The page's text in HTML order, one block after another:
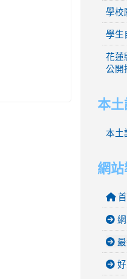
學校
學生
花蓮
公開
本
本土
網
網
最
好